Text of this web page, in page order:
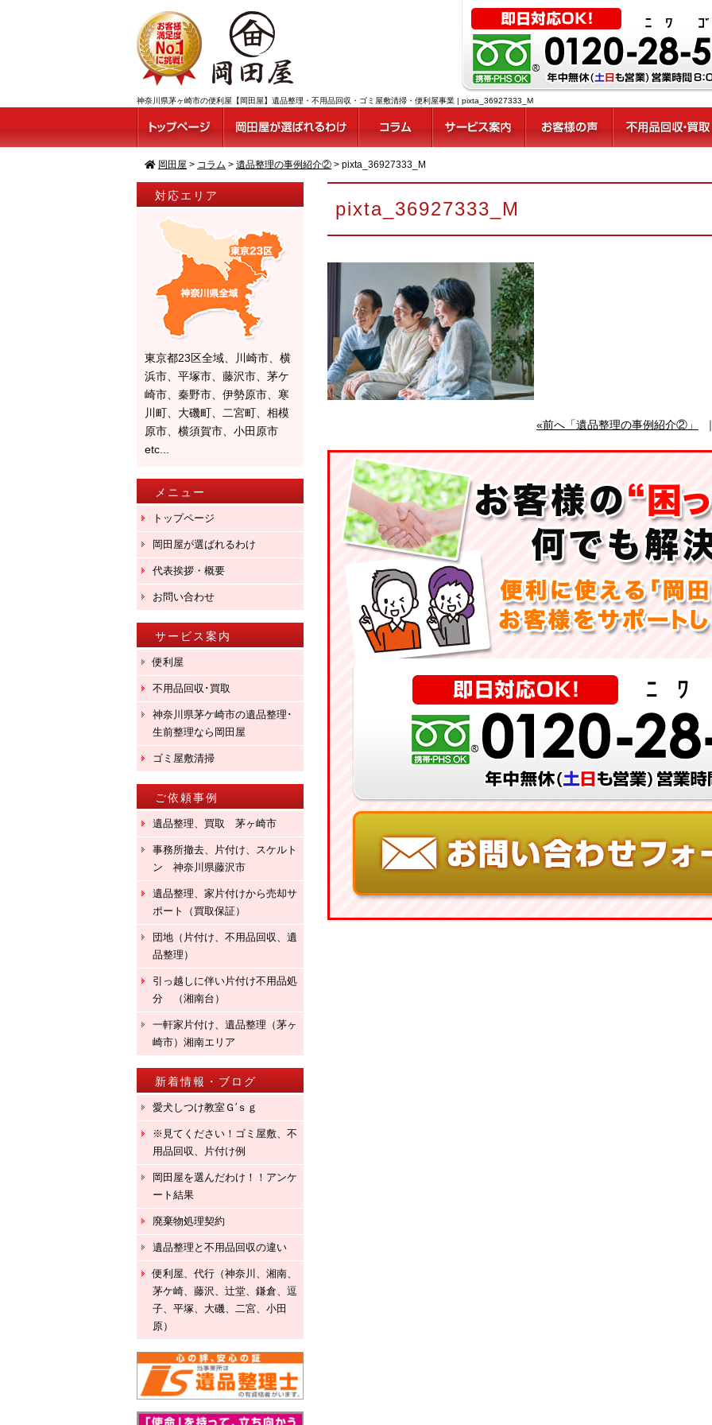
神奈川県茅ヶ崎市の便利屋【岡田屋】遺品整理・不用品回収・ゴミ屋敷清掃・便利屋事業 | pixta_36927333_M
岡田屋 > コラム > 遺品整理の事例紹介② > pixta_36927333_M
pixta_36927333_M
«前へ「遺品整理の事例紹介②」
対応エリア
東京都23区全域、川崎市、横
浜市、平塚市、藤沢市、茅ケ
崎市、秦野市、伊勢原市、寒
川町、大磯町、二宮町、相模
原市、横須賀市、小田原市
etc...
メニュー
トップページ
岡田屋が選ばれるわけ
代表挨拶・概要
お問い合わせ
サービス案内
便利屋
不用品回収･買取
神奈川県茅ケ崎市の遺品整理･
生前整理なら岡田屋
ゴミ屋敷清掃
ご依頼事例
遺品整理、買取 茅ヶ崎市
事務所撤去、片付け、スケルト
ン 神奈川県藤沢市
遺品整理、家片付けから売却サ
ポート（買取保証）
団地（片付け、不用品回収、遺
品整理）
引っ越しに伴い片付け不用品処
分 （湘南台）
一軒家片付け、遺品整理（茅ヶ
崎市）湘南エリア
新着情報・ブログ
愛犬しつけ教室Ｇ′ｓｇ
※見てください！ゴミ屋敷、不
用品回収、片付け例
岡田屋を選んだわけ！！アンケ
ート結果
廃棄物処理契約
遺品整理と不用品回収の違い
便利屋、代行（神奈川、湘南、
茅ケ崎、藤沢、辻堂、鎌倉、逗
子、平塚、大磯、二宮、小田
原）